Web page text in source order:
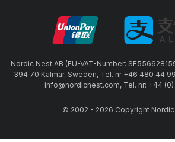
Nordic Nest AB (EU-VAT-Number:
394 70 Kalmar, Sweden, Tel. nr +46 480 44
info@nordicnest.com, Tel. nr: +44 (0)
© 2002 - 2026 Copyright Nordic